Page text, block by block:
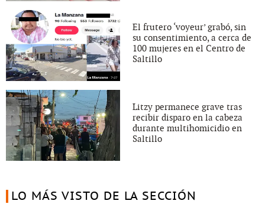
El frutero ‘voyeur’ grabó, sin
su consentimiento, a cerca de
100 mujeres en el Centro de
Saltillo
Litzy permanece grave tras
recibir disparo en la cabeza
durante multihomicidio en
Saltillo
LO MÁS VISTO DE LA SECCIÓN